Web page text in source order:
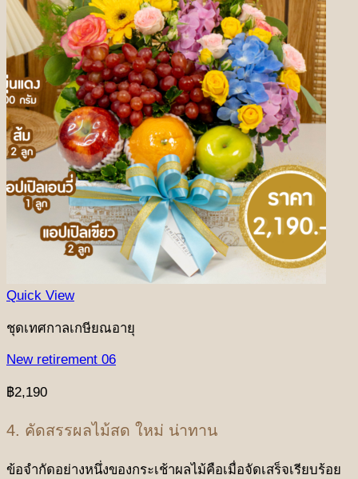
Quick View
ชุดเทศกาลเกษียณอายุ
New retirement 06
฿2,190
4. คัดสรรผลไม้สด ใหม่ น่าทาน
ข้อจำกัดอย่างหนึ่งของกระเช้าผลไม้คือเมื่อจัดเสร็จเรียบร้อย